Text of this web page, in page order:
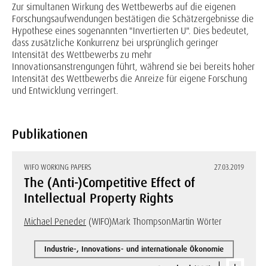
Zur simultanen Wirkung des Wettbewerbs auf die eigenen
Forschungsaufwendungen bestätigen die Schätzergebnisse die
Hypothese eines sogenannten "Invertierten U". Dies bedeutet,
dass zusätzliche Konkurrenz bei ursprünglich geringer
Intensität des Wettbewerbs zu mehr
Innovationsanstrengungen führt, während sie bei bereits hoher
Intensität des Wettbewerbs die Anreize für eigene Forschung
und Entwicklung verringert.
Publikationen
WIFO WORKING PAPERS 27.03.2019
The (Anti-)Competitive Effect of
Intellectual Property Rights
Michael Peneder (WIFO)Mark ThompsonMartin Wörter
Industrie-, Innovations- und internationale Ökonomie